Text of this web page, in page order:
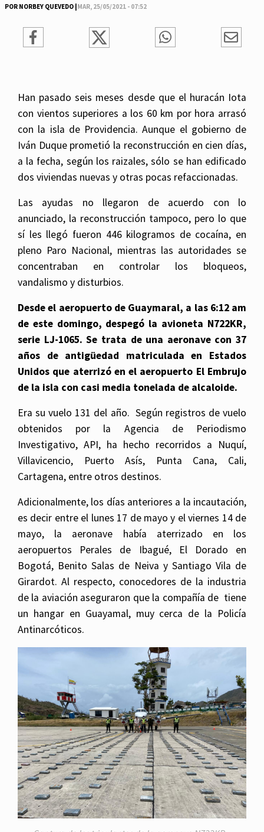
POR NORBEY QUEVEDO | MAR, 25/05/2021 - 07:52
Han pasado seis meses desde que el huracán Iota
con vientos superiores a los 60 km por hora arrasó
con la isla de Providencia. Aunque el gobierno de
Iván Duque prometió la reconstrucción en cien días,
a la fecha, según los raizales, sólo se han edificado
dos viviendas nuevas y otras pocas refaccionadas.
Las ayudas no llegaron de acuerdo con lo
anunciado, la reconstrucción tampoco, pero lo que
sí les llegó fueron 446 kilogramos de cocaína, en
pleno Paro Nacional, mientras las autoridades se
concentraban en controlar los bloqueos,
vandalismo y disturbios.
Desde el aeropuerto de Guaymaral, a las 6:12 am
de este domingo, despegó la avioneta N722KR,
serie LJ-1065. Se trata de una aeronave con 37
años de antigüedad matriculada en Estados
Unidos que aterrizó en el aeropuerto El Embrujo
de la isla con casi media tonelada de alcaloide.
Era su vuelo 131 del año. Según registros de vuelo
obtenidos por la Agencia de Periodismo
Investigativo, API, ha hecho recorridos a Nuquí,
Villavicencio, Puerto Asís, Punta Cana, Cali,
Cartagena, entre otros destinos.
Adicionalmente, los días anteriores a la incautación,
es decir entre el lunes 17 de mayo y el viernes 14 de
mayo, la aeronave había aterrizado en los
aeropuertos Perales de Ibagué, El Dorado en
Bogotá, Benito Salas de Neiva y Santiago Vila de
Girardot. Al respecto, conocedores de la industria
de la aviación aseguraron que la compañía de tiene
un hangar en Guayamal, muy cerca de la Policía
Antinarcóticos.